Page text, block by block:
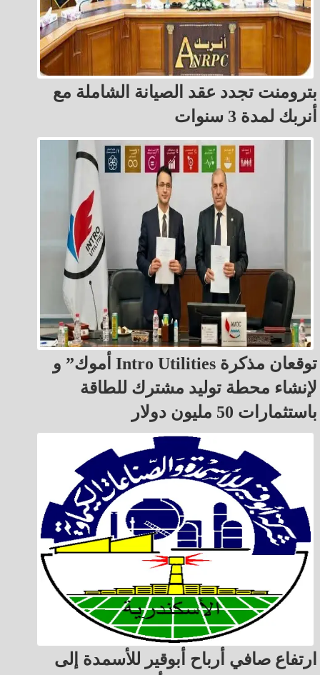
بترومنت تجدد عقد الصيانة الشاملة مع
أنربك لمدة 3 سنوات
أموك” و Intro Utilities توقعان مذكرة
لإنشاء محطة توليد مشترك للطاقة
باستثمارات 50 مليون دولار
ارتفاع صافي أرباح أبوقير للأسمدة إلى